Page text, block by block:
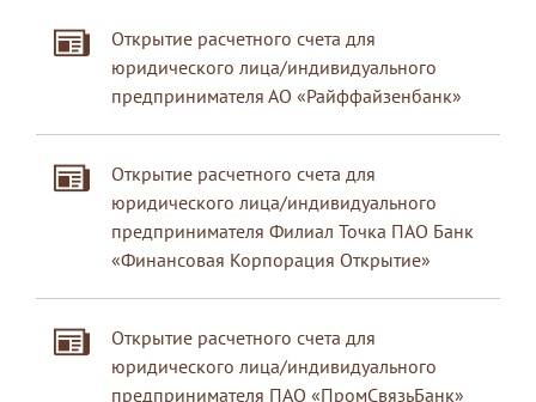
Открытие расчетного счета для
юридического лица/индивидуального
предпринимателя АО «Райффайзенбанк»
Открытие расчетного счета для
юридического лица/индивидуального
предпринимателя Филиал Точка ПАО Банк
«Финансовая Корпорация Открытие»
Открытие расчетного счета для
юридического лица/индивидуального
предпринимателя ПАО «ПромСвязьБанк»